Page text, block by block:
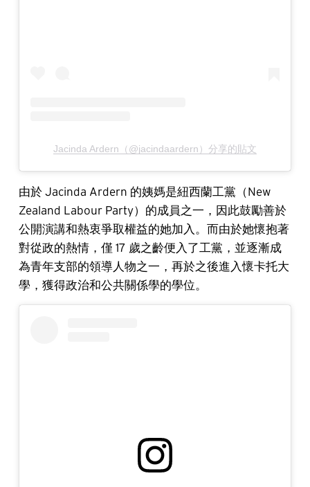
Jacinda Ardern（@jacindaardern）分享的貼文
由於 Jacinda Ardern 的姨媽是紐西蘭工黨（New
Zealand Labour Party）的成員之一，因此鼓勵善於
公開演講和熱衷爭取權益的她加入。而由於她懷抱著
對從政的熱情，僅 17 歲之齡便入了工黨，並逐漸成
為青年支部的領導人物之一，再於之後進入懷卡托大
學，獲得政治和公共關係學的學位。